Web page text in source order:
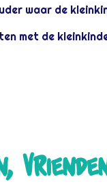
waar de
met de